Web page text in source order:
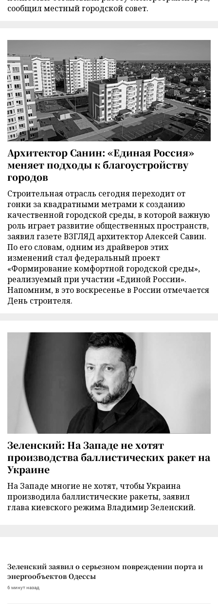
сообщил местный городской совет.
Архитектор Санин: «Единая Россия»
меняет подходы к благоустройству
городов
Строительная отрасль сегодня переходит от
гонки за квадратными метрами к созданию
качественной городской среды, в которой важную
роль играет развитие общественных пространств,
заявил газете ВЗГЛЯД архитектор Алексей Савин.
По его словам, одним из драйверов этих
изменений стал федеральный проект
«Формирование комфортной городской среды»,
реализуемый при участии «Единой России».
Напомним, в это воскресенье в России отмечается
День строителя.
Зеленский: На Западе не хотят
производства баллистических ракет на
Украине
На Западе многие не хотят, чтобы Украина
производила баллистические ракеты, заявил
глава киевского режима Владимир Зеленский.
Зеленский заявил о серьезном повреждении порта и
энергообъектов Одессы
6 минут назад